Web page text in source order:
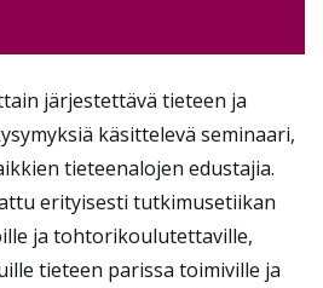
järjestettävä tieteen ja
käsittelevä seminaari,
tieteenalojen edustajia.
erityisesti tutkimusetiikan
ja tohtorikoulutettaville,
tieteen parissa toimiville ja